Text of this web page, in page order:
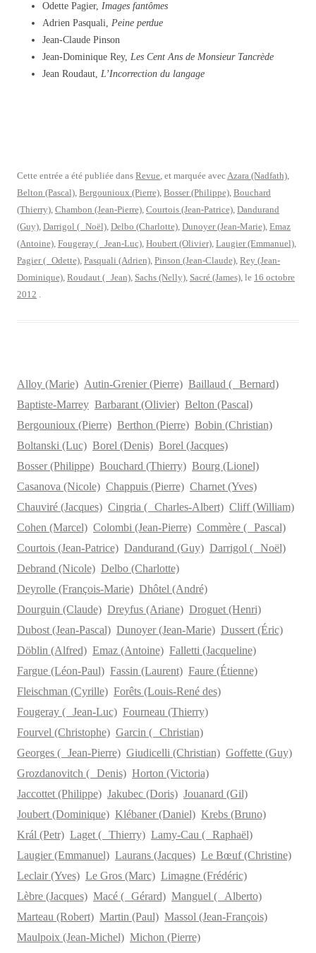
Odette Pagier, Images fantômes
Adrien Pasquali, Peine perdue
Jean-Claude Pinson
Jean-Dominique Rey, Les Cent Ans de Monsieur Tancrède
Jean Roudaut, L’Incorrection du langage
Cette entrée a été publiée dans Revue, et marquée avecAzara (Nadfath),
Belton (Pascal), Bergounioux (Pierre), Bosser (Philippe), Bouchard
(Thierry), Chambon (Jean-Pierre), Courtois (Jean-Patrice), Dandurand
(Guy), Darrigol ( Noël), Delbo (Charlotte), Dunoyer (Jean-Marie), Emaz
(Antoine), Fougeray ( Jean-Luc), Houbert (Olivier), Laugier (Emmanuel),
Pagier ( Odette), Pasquali (Adrien), Pinson (Jean-Claude), Rey (Jean-
Dominique), Roudaut ( Jean), Sachs (Nelly), Sacré (James), le 16 octobre
2012 .
Alloy (Marie) Autin-Grenier (Pierre) Baillaud ( Bernard)
Baptiste-Marrey Barbarant (Olivier) Belton (Pascal)
Bergounioux (Pierre) Berthon (Pierre) Bobin (Christian)
Boltanski (Luc) Borel (Denis) Borel (Jacques)
Bosser (Philippe) Bouchard (Thierry) Bourg (Lionel)
Casanova (Nicole) Chappuis (Pierre) Charnet (Yves)
Chauviré (Jacques) Cingria ( Charles-Albert) Cliff (William)
Cohen (Marcel) Colombi (Jean-Pierre) Commère ( Pascal)
Courtois (Jean-Patrice) Dandurand (Guy) Darrigol ( Noël)
Debrand (Nicole) Delbo (Charlotte)
Deyrolle (François-Marie) Dhôtel (André)
Dourguin (Claude) Dreyfus (Ariane) Droguet (Henri)
Dubost (Jean-Pascal) Dunoyer (Jean-Marie) Dussert (Éric)
Döblin (Alfred) Emaz (Antoine) Falletti (Jacqueline)
Fargue (Léon-Paul) Fassin (Laurent) Faure (Étienne)
Fleischman (Cyrille) Forêts (Louis-René des)
Fougeray ( Jean-Luc) Fourneau (Thierry)
Fourvel (Christophe) Garcin ( Christian)
Georges ( Jean-Pierre) Giudicelli (Christian) Goffette (Guy)
Grozdanovitch ( Denis) Horton (Victoria)
Jaccottet (Philippe) Jakubec (Doris) Jouanard (Gil)
Joubert (Dominique) Klébaner (Daniel) Krebs (Bruno)
Král (Petr) Laget ( Thierry) Lamy-Cau ( Raphaël)
Laugier (Emmanuel) Laurans (Jacques) Le Bœuf (Christine)
Leclair (Yves) Le Gros (Marc) Limagne (Frédéric)
Lèbre (Jacques) Macé ( Gérard) Manguel ( Alberto)
Marteau (Robert) Martin (Paul) Massol (Jean-François)
Maulpoix (Jean-Michel) Michon (Pierre)